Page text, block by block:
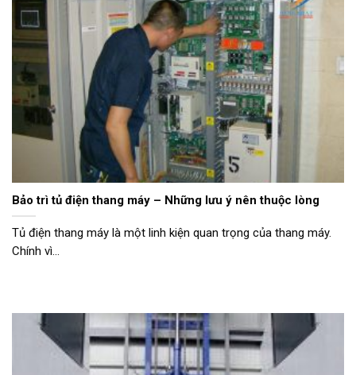
Bảo trì tủ điện thang máy – Những lưu ý nên thuộc lòng
Tủ điện thang máy là một linh kiện quan trọng của thang máy.
Chính vì...